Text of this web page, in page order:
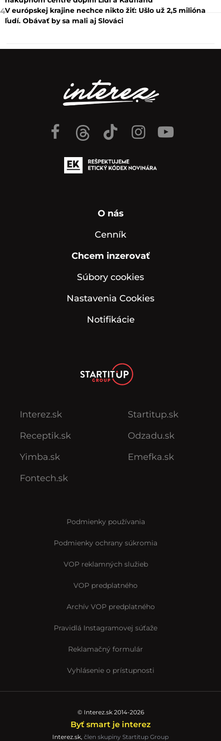
4V európskej krajine nechce nikto žiť: Ušlo už 2,5 milióna
ľudí. Obávať by sa mali aj Slováci
O nás
Cenník
Chcem inzerovať
Súbory cookies
Nastavenia Cookies
Notifikácie
Interez.sk
Receptik.sk
Yimba.sk
Fontech.sk
Startitup.sk
Odzadu.sk
Emefka.sk
Podmienky používania
Podmienky ochrany súkromia
VOP reklamných služieb
VOP predplatného
Archív VOP predplatného
Pravidlá Instagramovej súťaže
Reklamačný formulár
Vyhlásenie o prístupnosti
© Interez.sk 2014-2026
Byť smart je interez
Interez.sk, člen skupiny Startitup Group